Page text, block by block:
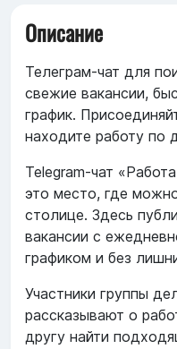
Описание
Телеграм-чат для
свежие вакансии,
график.
находите работу по
Telegram-чат
это место, где
столице. Здесь
вакансии с
графиком и без
Участники группы
рассказывают о
другу найти